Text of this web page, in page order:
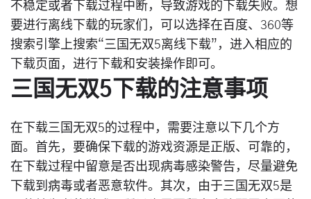
不稳定或者下载过程中断，导致游戏的下载失败。想
要进行离线下载的玩家们，可以选择在百度、360等
搜索引擎上搜索“三国无双5离线下载”，进入相应的
下载页面，进行下载和安装操作即可。
三国无双5下载的注意事项
在下载三国无双5的过程中，需要注意以下几个方
面。首先，要确保下载的游戏资源是正版、可靠的，
在下载过程中留意是否出现病毒感染警告，尽量避免
下载到病毒或者恶意软件。其次，由于三国无双5是